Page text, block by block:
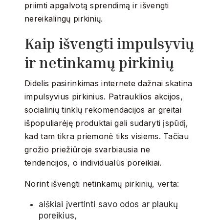
priimti apgalvotą sprendimą ir išvengti
nereikalingų pirkinių.
Kaip išvengti impulsyvių
ir netinkamų pirkinių
Didelis pasirinkimas internete dažnai skatina
impulsyvius pirkinius. Patrauklios akcijos,
socialinių tinklų rekomendacijos ar greitai
išpopuliarėję produktai gali sudaryti įspūdį,
kad tam tikra priemonė tiks visiems. Tačiau
grožio priežiūroje svarbiausia ne
tendencijos, o individualūs poreikiai.
Norint išvengti netinkamų pirkinių, verta:
aiškiai įvertinti savo odos ar plaukų
poreikius,